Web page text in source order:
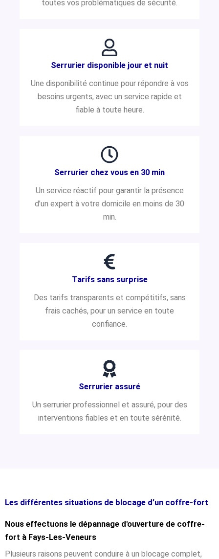
toutes vos problématiques de sécurité.
Serrurier disponible jour et nuit
Une disponibilité continue pour répondre à vos
besoins urgents, avec un service rapide et
fiable à toute heure.
Serrurier chez vous en 30 min
Un service réactif pour garantir la présence
d’un expert à votre domicile en moins de 30
min.
Tarifs sans surprise
Des tarifs transparents et compétitifs, sans
frais cachés, pour un service en toute
confiance.
Serrurier assuré
Un serrurier professionnel et assuré, pour des
interventions fiables et en toute sérénité.
Les différentes situations de blocage d’un coffre-fort
Nous effectuons le dépannage d'ouverture de coffre-
fort à Fays-Les-Veneurs
Plusieurs raisons peuvent conduire à un blocage complet,